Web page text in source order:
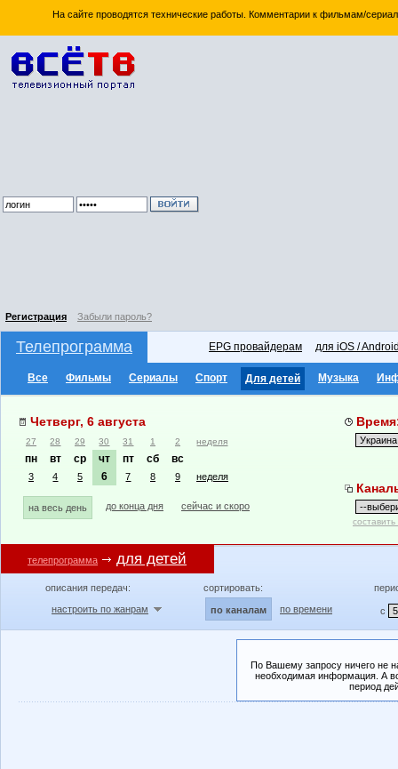
На сайте проводятся технические работы. Комментарии к фильмам/
Регистрация Забыли пароль?
Телепрограмма EPG провайдерам для iOS /
Все Фильмы Сериалы Спорт Для детей Музыка
Четверг, 6 августа
27 28 29 30 31 1 2 неделя
пн вт ср чт пт сб вс
3 4 5 6 7 8 9 неделя
на весь день до конца дня сейчас и скоро
телепрограмма для детей
описания передач:
настроить по жанрам
сортировать:
по каналам по времени с
По Вашему запросу ничего не
необходимая информация. А
период